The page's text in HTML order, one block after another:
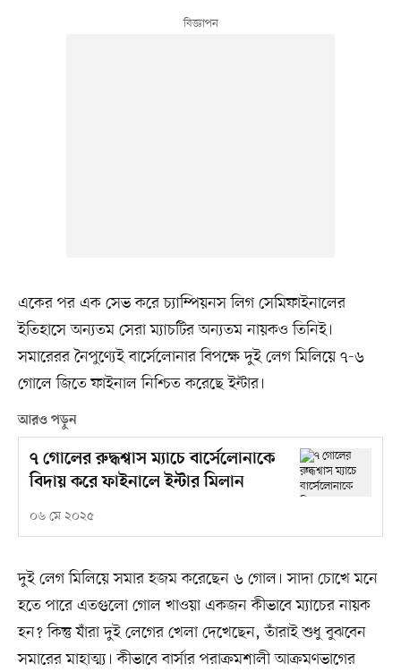
একের পর এক সেভ করে চ্যাম্পিয়নস লিগ সেমিফাইনালের
ইতিহাসে অন্যতম সেরা ম্যাচটির অন্যতম নায়কও তিনিই।
সমারেরর নৈপুণ্যেই বার্সেলোনার বিপক্ষে দুই লেগ মিলিয়ে ৭-৬
গোলে জিতে ফাইনাল নিশ্চিত করেছে ইন্টার।
আরও পড়ুন
৭ গোলের রুদ্ধশ্বাস ম্যাচে বার্সেলোনাকে
বিদায় করে ফাইনালে ইন্টার মিলান
০৬ মে ২০২৫
দুই লেগ মিলিয়ে সমার হজম করেছেন ৬ গোল। সাদা চোখে মনে
হতে পারে এতগুলো গোল খাওয়া একজন কীভাবে ম্যাচের নায়ক
হন? কিন্তু যাঁরা দুই লেগের খেলা দেখেছেন, তাঁরাই শুধু বুঝবেন
সমারের মাহাত্ম্য। কীভাবে বার্সার পরাক্রমশালী আক্রমণভাগের